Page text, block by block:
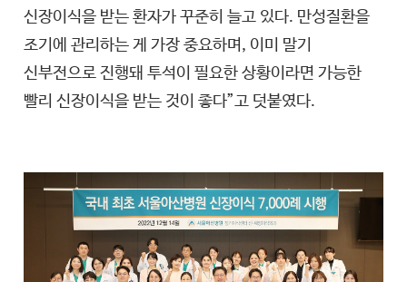
신장이식을 받는 환자가 꾸준히 늘고 있다. 만성질환을
조기에 관리하는 게 가장 중요하며, 이미 말기
신부전으로 진행돼 투석이 필요한 상황이라면 가능한
빨리 신장이식을 받는 것이 좋다”고 덧붙였다.